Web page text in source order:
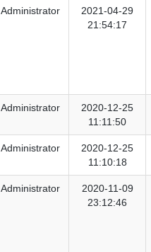
Administrator
2021-04-29
21:54:17
Administrator
2020-12-25
11:11:50
Administrator
2020-12-25
11:10:18
Administrator
2020-11-09
23:12:46